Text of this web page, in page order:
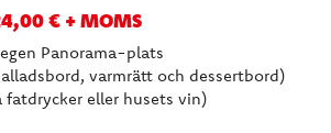
€ + MOMS
Panorama-plats
varmrätt och dessertbord)
eller husets vin)